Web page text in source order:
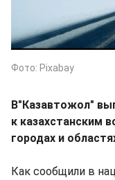
Фото: Pixabay
В"Казавтожол"
к казахстанским
городах и
Как сообщили в